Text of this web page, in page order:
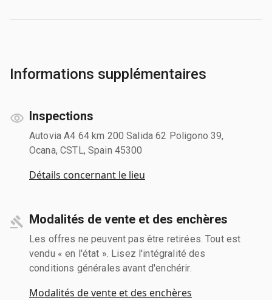
Informations supplémentaires
Inspections
Autovia A4 64 km 200 Salida 62 Poligono 39,
Ocana, CSTL, Spain 45300
Détails concernant le lieu
Modalités de vente et des enchères
Les offres ne peuvent pas être retirées. Tout est
vendu « en l'état ». Lisez l'intégralité des
conditions générales avant d'enchérir.
Modalités de vente et des enchères